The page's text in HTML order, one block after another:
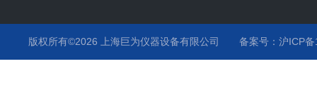
版权所有©2026 上海巨为仪器设备有限公司 备案号：沪ICP